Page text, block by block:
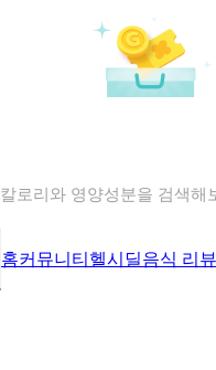
혈당 · 다이어트 음식 검색해
홈커뮤니티 헬시딜음식 리뷰